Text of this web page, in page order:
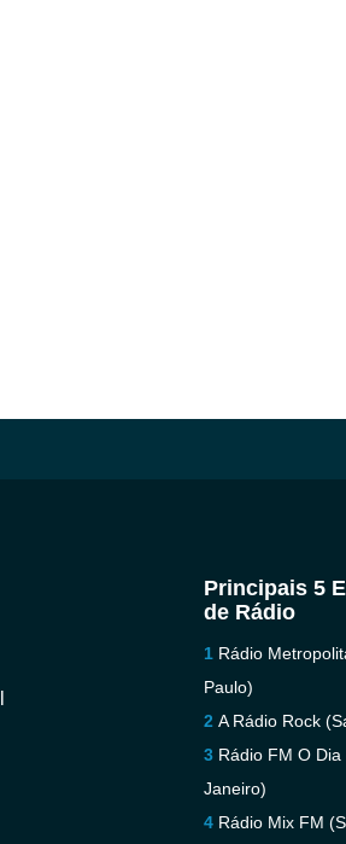
Principais 5
de Rádio
Rádio
Paulo)
A Rádio Rock
Rádio FM O Dia
Janeiro)
Rádio Mix FM